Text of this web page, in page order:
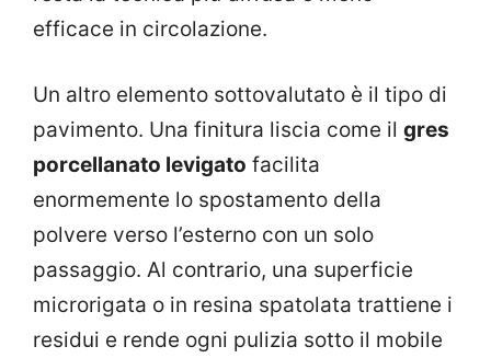
efficace in circolazione.
Un altro elemento sottovalutato è il tipo di
pavimento. Una finitura liscia come il gres
porcellanato levigato facilita
enormemente lo spostamento della
polvere verso l’esterno con un solo
passaggio. Al contrario, una superficie
microrigata o in resina spatolata trattiene i
residui e rende ogni pulizia sotto il mobile